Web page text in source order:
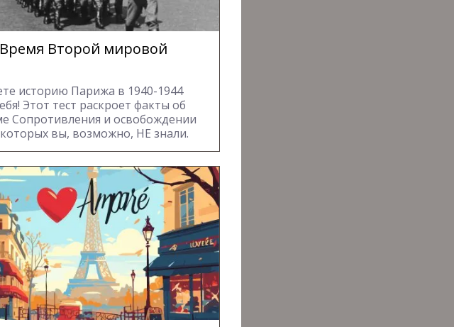
Второй мировой
историю Парижа в 1940-1944
Этот тест раскроет факты об
Сопротивления и освобождении
вы, возможно, НЕ знали.